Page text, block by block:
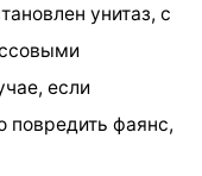
унитаз, с
если
повредить фаянс,